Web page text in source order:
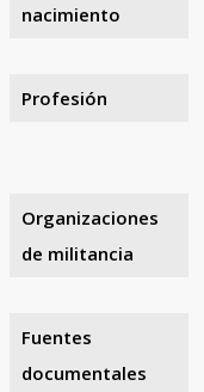
nacimiento
Profesión
Organizaciones
de militancia
Fuentes
documentales